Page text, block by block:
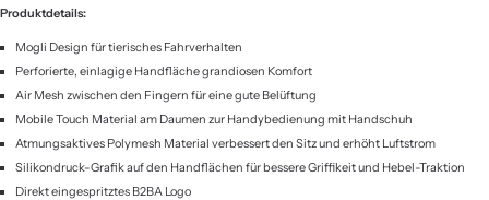
Produktdetails:
Mogli Design für tierisches Fahrverhalten
Perforierte, einlagige Handfläche grandiosen Komfort
Air Mesh zwischen den Fingern für eine gute Belüftung
Mobile Touch Material am Daumen zur Handybedienung mit Handschuh
Atmungsaktives Polymesh Material verbessert den Sitz und erhöht Luftstrom
Silikondruck-Grafik auf den Handflächen für bessere Griffikeit und Hebel-Traktion
Direkt eingespritztes B2BA Logo